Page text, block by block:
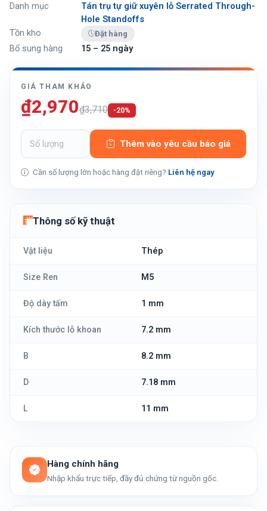
Danh mục
Tán trụ tự giữ xuyên lỗ Serrated Through-
Hole Standoffs
Tồn kho
Đặt hàng
Bổ sung hàng 15 – 25 ngày
GIÁ THAM KHẢO
₫2,970₫3,710 -20%
Thêm vào yêu cầu báo giá
Cần số lượng lớn hoặc hàng đặt riêng? Liên hệ ngay
Thông số kỹ thuật
Vật liệu Thép
Size Ren M5
Độ dày tấm 1 mm
Kích thước lỗ khoan 7.2 mm
B 8.2 mm
D 7.18 mm
L 11 mm
Hàng chính hãng
Nhập khẩu trực tiếp, đầy đủ chứng từ nguồn gốc.